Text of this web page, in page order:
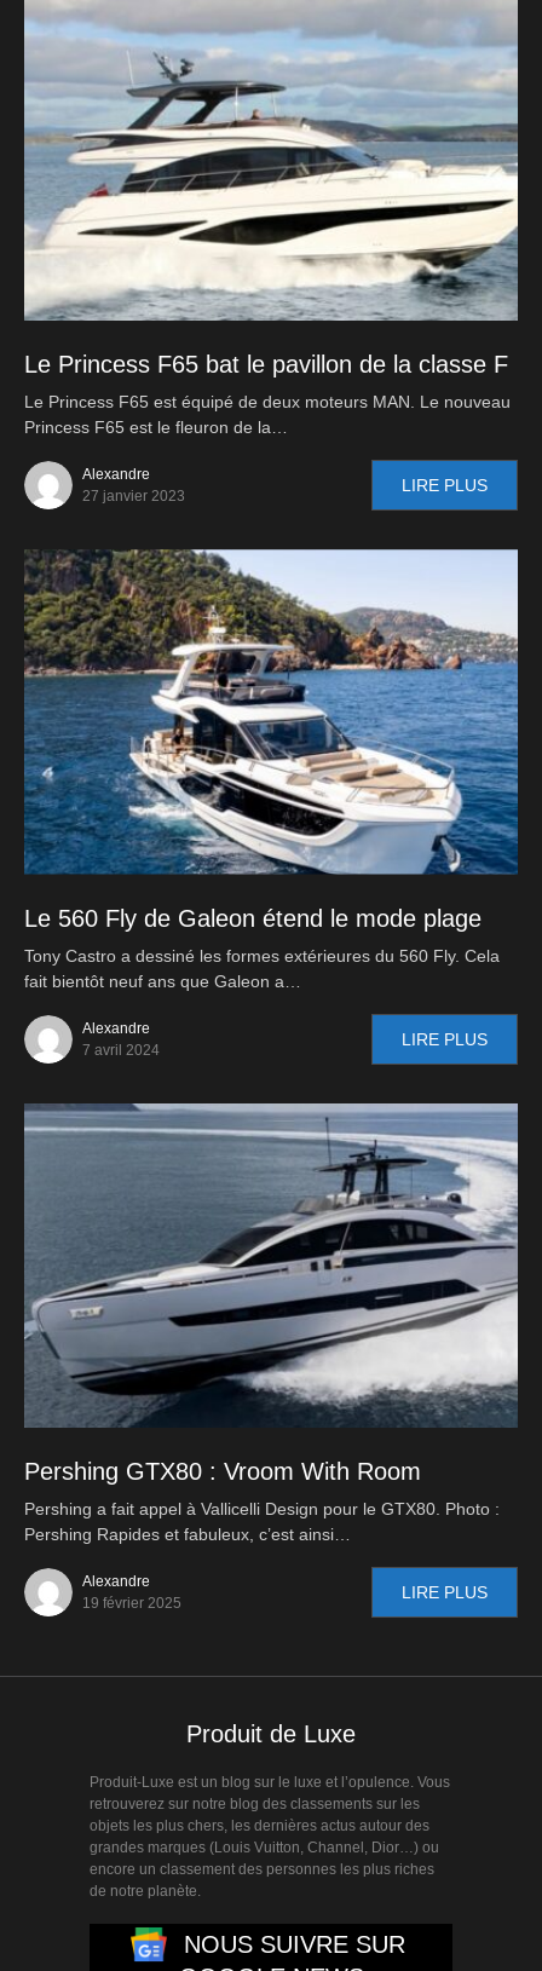
Le Princess F65 bat le pavillon de la classe F
Le Princess F65 est équipé de deux moteurs MAN. Le nouveau
Princess F65 est le fleuron de la…
Alexandre
27 janvier 2023
LIRE PLUS
Le 560 Fly de Galeon étend le mode plage
Tony Castro a dessiné les formes extérieures du 560 Fly. Cela
fait bientôt neuf ans que Galeon a…
Alexandre
7 avril 2024
LIRE PLUS
Pershing GTX80 : Vroom With Room
Pershing a fait appel à Vallicelli Design pour le GTX80. Photo :
Pershing Rapides et fabuleux, c’est ainsi…
Alexandre
19 février 2025
LIRE PLUS
Produit de Luxe
Produit-Luxe est un blog sur le luxe et l’opulence. Vous
retrouverez sur notre blog des classements sur les
objets les plus chers, les dernières actus autour des
grandes marques (Louis Vuitton, Channel, Dior…) ou
encore un classement des personnes les plus riches
de notre planète.
NOUS SUIVRE SUR